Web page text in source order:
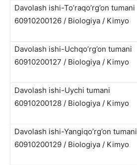
Davolash ishi-To’raqo’rg’on tumani
60910200126 / Biologiya / Kimyo
Davolash ishi-Uchqo’rg’on tumani
60910200127 / Biologiya / Kimyo
Davolash ishi-Uychi tumani
60910200128 / Biologiya / Kimyo
Davolash ishi-Yangiqo’rg’on tumani
60910200129 / Biologiya / Kimyo